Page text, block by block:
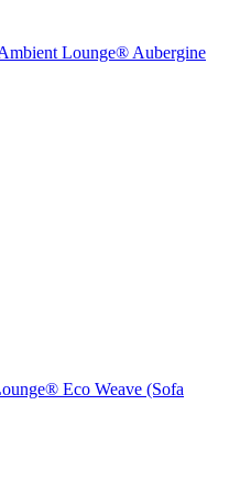
Lounge® Aubergine
Eco Weave (Sofa